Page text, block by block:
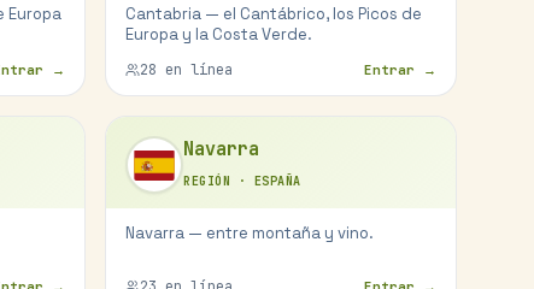
Europa
→
Cantabria — el Cantábrico, los Picos de
Europa y la Costa Verde.
28 en línea Entrar →
Navarra
REGIÓN · ESPAÑA
Navarra — entre montaña y vino.